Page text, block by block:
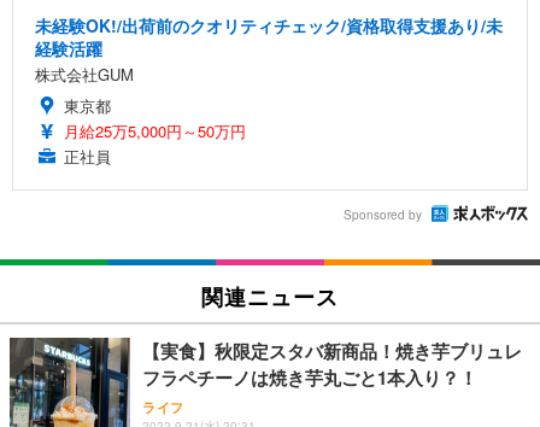
未経験OK!/出荷前のクオリティチェック/資格取得支援あり/未
経験活躍
株式会社GUM
東京都
月給25万5,000円～50万円
正社員
Sponsored by
関連ニュース
【実食】秋限定スタバ新商品！焼き芋ブリュレ
フラペチーノは焼き芋丸ごと1本入り？！
ライフ